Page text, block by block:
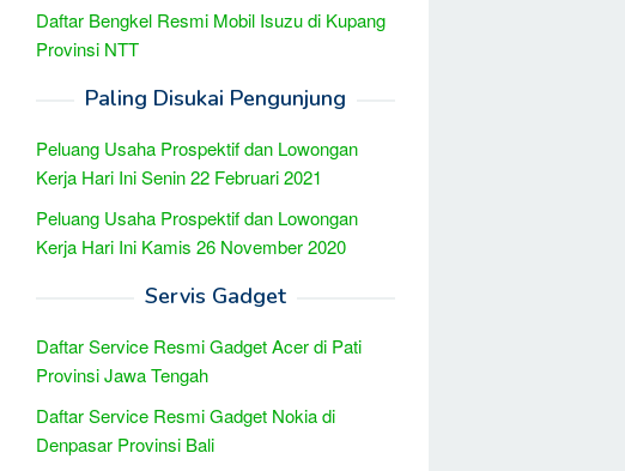
Daftar Bengkel Resmi Mobil Isuzu di Kupang
Provinsi NTT
Paling Disukai Pengunjung
Peluang Usaha Prospektif dan Lowongan
Kerja Hari Ini Senin 22 Februari 2021
Peluang Usaha Prospektif dan Lowongan
Kerja Hari Ini Kamis 26 November 2020
Servis Gadget
Daftar Service Resmi Gadget Acer di Pati
Provinsi Jawa Tengah
Daftar Service Resmi Gadget Nokia di
Denpasar Provinsi Bali